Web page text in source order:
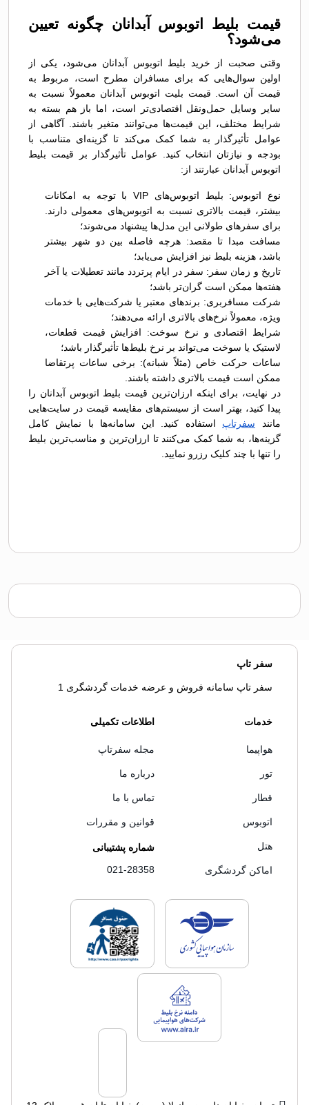
قیمت بلیط اتوبوس آبدانان چگونه تعیین
می‌شود؟
وقتی صحبت از خرید بلیط اتوبوس آبدانان می‌شود، یکی از
اولین سوال‌هایی که برای مسافران مطرح است، مربوط به
قیمت آن است. قیمت بلیت اتوبوس آبدانان معمولاً نسبت به
سایر وسایل حمل‌ونقل اقتصادی‌تر است، اما باز هم بسته به
شرایط مختلف، این قیمت‌ها می‌توانند متغیر باشند. آگاهی از
عوامل تأثیرگذار به شما کمک می‌کند تا گزینه‌ای متناسب با
بودجه و نیازتان انتخاب کنید. عوامل تأثیرگذار بر قیمت بلیط
اتوبوس آبدانان عبارتند از:
نوع اتوبوس: بلیط اتوبوس‌های VIP با توجه به امکانات
بیشتر، قیمت بالاتری نسبت به اتوبوس‌های معمولی دارند.
برای سفرهای طولانی این مدل‌ها پیشنهاد می‌شوند؛
مسافت مبدا تا مقصد: هرچه فاصله بین دو شهر بیشتر
باشد، هزینه بلیط نیز افزایش می‌یابد؛
تاریخ و زمان سفر: سفر در ایام پرتردد مانند تعطیلات یا آخر
هفته‌ها ممکن است گران‌تر باشد؛
شرکت مسافربری: برندهای معتبر یا شرکت‌هایی با خدمات
ویژه، معمولاً نرخ‌های بالاتری ارائه می‌دهند؛
شرایط اقتصادی و نرخ سوخت: افزایش قیمت قطعات،
لاستیک یا سوخت می‌تواند بر نرخ بلیط‌ها تأثیرگذار باشد؛
ساعات حرکت خاص (مثلاً شبانه): برخی ساعات پرتقاضا
ممکن است قیمت بالاتری داشته باشند.
در نهایت، برای اینکه ارزان‌ترین قیمت بلیط اتوبوس آبدانان را
پیدا کنید، بهتر است از سیستم‌های مقایسه قیمت در سایت‌هایی
مانند سفرتاپ استفاده کنید. این سامانه‌ها با نمایش کامل
گزینه‌ها، به شما کمک می‌کنند تا ارزان‌ترین و مناسب‌ترین بلیط
را تنها با چند کلیک رزرو نمایید.
سفر تاپ
سفر تاپ سامانه فروش و عرضه خدمات گردشگری 1
خدمات
هواپیما
تور
قطار
اتوبوس
هتل
اماکن گردشگری
اطلاعات تکمیلی
مجله سفرتاپ
درباره ما
تماس با ما
قوانین و مقررات
شماره پشتیبانی
021-28358
لایسنس های فروش سفرتاپلایسنس های
لایسنس های فروش سفرتاپ